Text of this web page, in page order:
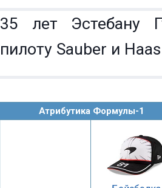
35 лет Эстебану
пилоту Sauber и Haas
Атрибутика Формулы-1